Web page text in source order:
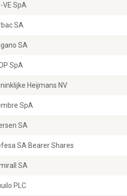
VE SpA
SA
SA
SpA
Heijmans NV
SpA
SA
SA Bearer Shares
SA
PLC